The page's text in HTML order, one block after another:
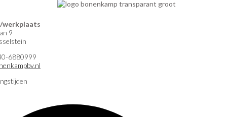
werkplaats
9
6880999